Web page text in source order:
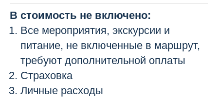
В стоимость не включено:
Все мероприятия, экскурсии и
питание, не включенные в маршрут,
требуют дополнительной оплаты
Страховка
Личные расходы